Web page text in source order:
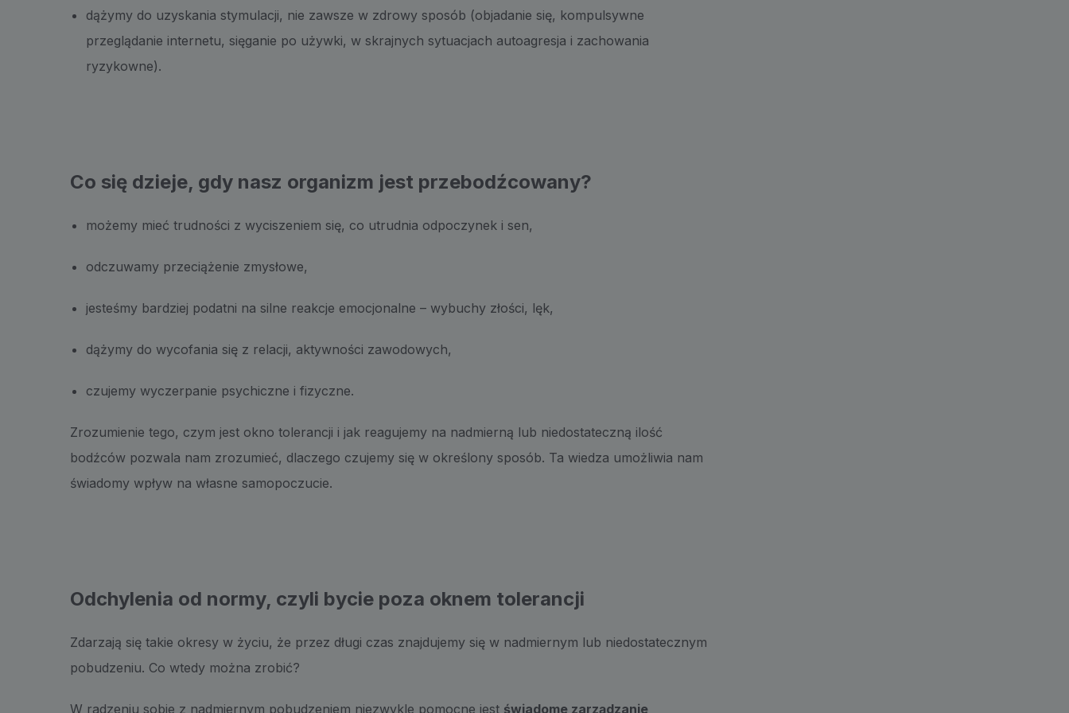
dążymy do uzyskania stymulacji, nie zawsze w zdrowy sposób (objadanie się, kompulsywne
przeglądanie internetu, sięganie po używki, w skrajnych sytuacjach autoagresja i zachowania
ryzykowne).
Co się dzieje, gdy nasz organizm jest przebodźcowany?
możemy mieć trudności z wyciszeniem się, co utrudnia odpoczynek i sen,
odczuwamy przeciążenie zmysłowe,
jesteśmy bardziej podatni na silne reakcje emocjonalne – wybuchy złości, lęk,
dążymy do wycofania się z relacji, aktywności zawodowych,
czujemy wyczerpanie psychiczne i fizyczne.
Zrozumienie tego, czym jest okno tolerancji i jak reagujemy na nadmierną lub niedostateczną ilość
bodźców pozwala nam zrozumieć, dlaczego czujemy się w określony sposób. Ta wiedza umożliwia nam
świadomy wpływ na własne samopoczucie.
Odchylenia od normy, czyli bycie poza oknem tolerancji
Zdarzają się takie okresy w życiu, że przez długi czas znajdujemy się w nadmiernym lub niedostatecznym
pobudzeniu. Co wtedy można zrobić?
W radzeniu sobie z nadmiernym pobudzeniem niezwykle pomocne jest świadome zarządzanie